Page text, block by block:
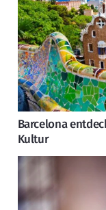
Barcelona
Kultur